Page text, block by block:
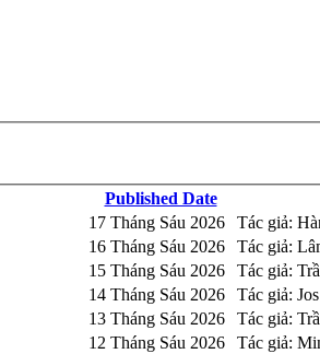
Published Date
17 Tháng Sáu 2026 Tác giả:
16 Tháng Sáu 2026 Tác giả:
15 Tháng Sáu 2026 Tác giả:
14 Tháng Sáu 2026 Tác giả:
13 Tháng Sáu 2026 Tác giả:
12 Tháng Sáu 2026 Tác giả: